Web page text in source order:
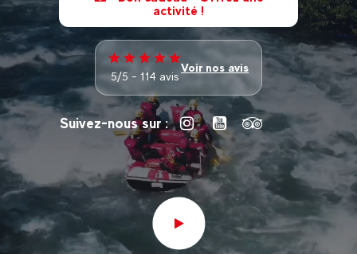
activité !
5/5 - 114 avis
Voir nos avis
Suivez-nous sur :